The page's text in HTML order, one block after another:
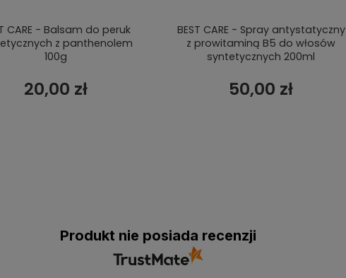
CARE - Balsam do peruk
z panthenolem
100g
20,00 zł
BEST CARE - Spray antystatyczny
z prowitaminą B5 do włosów
syntetycznych 200ml
50,00 zł
Produkt nie posiada recenzji